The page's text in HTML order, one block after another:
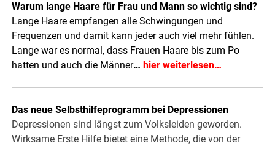
Warum lange Haare für Frau und Mann so wichtig sind?
Lange Haare empfangen alle Schwingungen und
Frequenzen und damit kann jeder auch viel mehr fühlen.
Lange war es normal, dass Frauen Haare bis zum Po
hatten und auch die Männer… hier weiterlesen…
Das neue Selbsthilfeprogramm bei Depressionen
Depressionen sind längst zum Volksleiden geworden.
Wirksame Erste Hilfe bietet eine Methode, die von der